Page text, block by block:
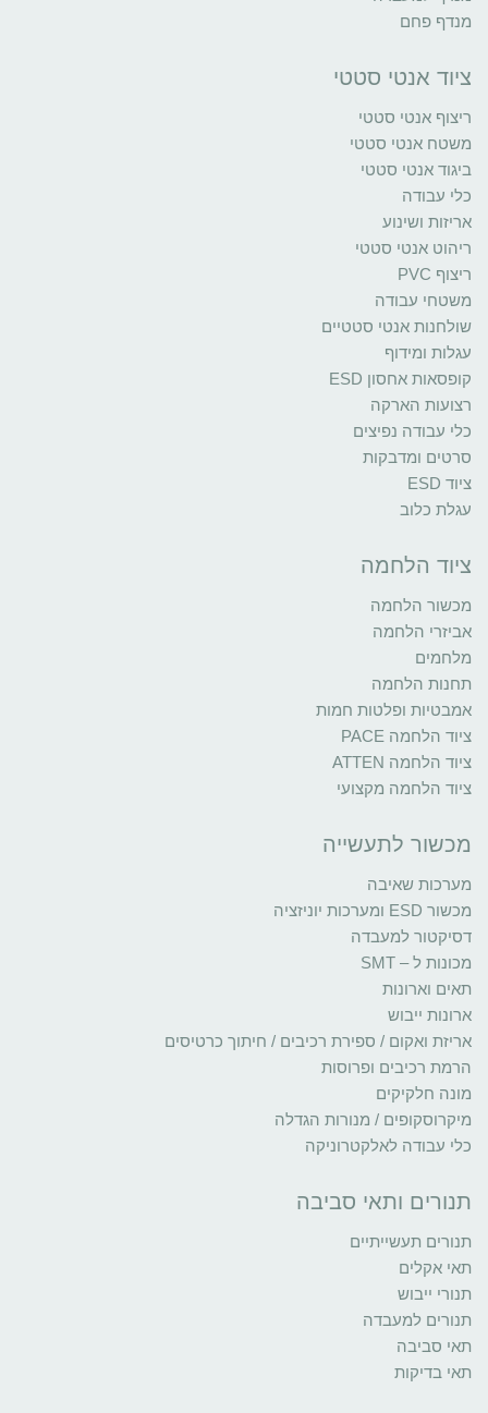
מנדף פחם
ציוד אנטי סטטי
ריצוף אנטי סטטי
משטח אנטי סטטי
ביגוד אנטי סטטי
כלי עבודה
אריזות ושינוע
ריהוט אנטי סטטי
ריצוף PVC
משטחי עבודה
שולחנות אנטי סטטיים
עגלות ומידוף
קופסאות אחסון ESD
רצועות הארקה
כלי עבודה נפיצים
סרטים ומדבקות
ציוד ESD
עגלת כלוב
ציוד הלחמה
מכשור הלחמה
אביזרי הלחמה
מלחמים
תחנות הלחמה
אמבטיות ופלטות חמות
ציוד הלחמה PACE
ציוד הלחמה ATTEN
ציוד הלחמה מקצועי
מכשור לתעשייה
מערכות שאיבה
מכשור ESD ומערכות יוניזציה
דסיקטור למעבדה
מכונות ל – SMT
תאים וארונות
ארונות ייבוש
אריזת ואקום / ספירת רכיבים / חיתוך כרטיסים
הרמת רכיבים ופרוסות
מונה חלקיקים
מיקרוסקופים / מנורות הגדלה
כלי עבודה לאלקטרוניקה
תנורים ותאי סביבה
תנורים תעשייתיים
תאי אקלים
תנורי ייבוש
תנורים למעבדה
תאי סביבה
תאי בדיקות